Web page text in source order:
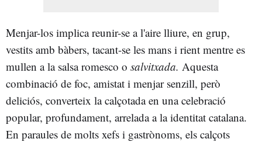
Menjar-los implica reunir-se a l'aire lliure, en grup,
vestits amb bàbers, tacant-se les mans i rient mentre es
mullen a la salsa romesco o salvitxada. Aquesta
combinació de foc, amistat i menjar senzill, però
deliciós, converteix la calçotada en una celebració
popular, profundament, arrelada a la identitat catalana.
En paraules de molts xefs i gastrònoms, els calçots